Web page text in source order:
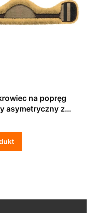
na popręg
asymetryczny z